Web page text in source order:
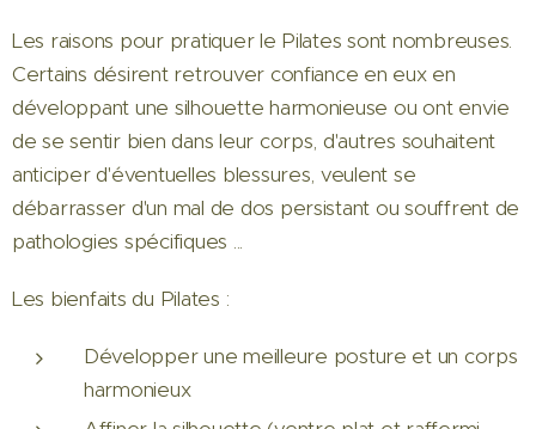
Les raisons pour pratiquer le Pilates sont nombreuses.
Certains désirent retrouver confiance en eux en
développant une silhouette harmonieuse ou ont envie
de se sentir bien dans leur corps, d'autres souhaitent
anticiper d'éventuelles blessures, veulent se
débarrasser d'un mal de dos persistant ou souffrent de
pathologies spécifiques ...
Les bienfaits du Pilates :
Développer une meilleure posture et un corps
harmonieux